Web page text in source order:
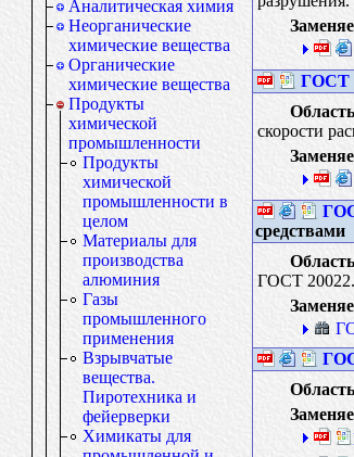
Аналитическая химия
Неорганические
химические вещества
Органические
химические вещества
Продукты
химической
промышленности
Продукты
химической
промышленности в
целом
Материалы для
производства
алюминия
Газы
промышленного
применения
Взрывчатые
вещества.
Пиротехника и
фейерверки
Химикаты для
ГОСТ
скорости
средствами
ГОСТ